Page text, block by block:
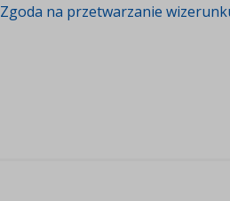
Zgoda na przetwarzanie